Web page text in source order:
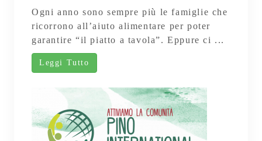
Ogni anno sono sempre più le famiglie che
ricorrono all’aiuto alimentare per poter
garantire “il piatto a tavola”. Eppure ci ...
Leggi Tutto